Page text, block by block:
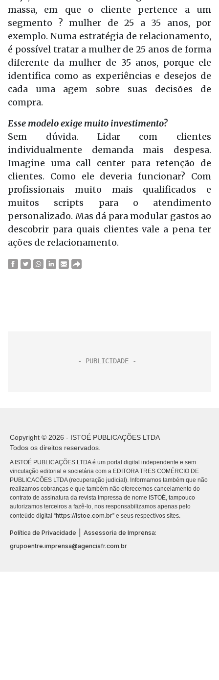
massa, em que o cliente pertence a um
segmento ? mulher de 25 a 35 anos, por
exemplo. Numa estratégia de relacionamento,
é possível tratar a mulher de 25 anos de forma
diferente da mulher de 35 anos, porque ele
identifica como as experiências e desejos de
cada uma agem sobre suas decisões de
compra.
Esse modelo exige muito investimento?
Sem dúvida. Lidar com clientes
individualmente demanda mais despesa.
Imagine uma call center para retenção de
clientes. Como ele deveria funcionar? Com
profissionais muito mais qualificados e
muitos scripts para o atendimento
personalizado. Mas dá para modular gastos ao
descobrir para quais clientes vale a pena ter
ações de relacionamento.
Copyright © 2026 - ISTOÉ PUBLICAÇÕES LTDA
Todos os direitos reservados.
A ISTOÉ PUBLICAÇÕES LTDA é um portal digital independente e sem
vinculação editorial e societária com a EDITORA TRES COMÉRCIO DE
PUBLICACÕES LTDA (recuperação judicial). Informamos também que não
realizamos cobranças e que também não oferecemos cancelamento do
contrato de assinatura da revista impressa de nome ISTOÉ, tampouco
autorizamos terceiros a fazê-lo, nos responsabilizamos apenas pelo
conteúdo digital “https://istoe.com.br” e seus respectivos sites.
Política de Privacidade
Assessoria de Imprensa:
grupoentre.imprensa@agenciafr.com.br